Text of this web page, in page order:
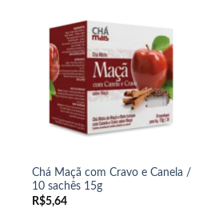
Chá Maçã com Cravo e Canela /
10 sachês 15g
R$5,64